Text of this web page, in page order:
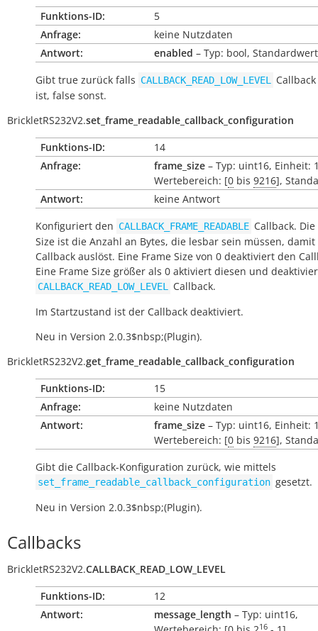
Funktions-ID:
5
Anfrage:
keine Nutzdaten
Antwort:
enabled – Typ: bool,
Gibt true zurück falls CALLBACK_READ_LOW_LEVEL
ist, false sonst.
BrickletRS232V2.set_frame_readable_callback_configuration
Funktions-ID:
14
Anfrage:
frame_size – Typ: uint16, Einheit:
Wertebereich: [0 bis 9216],
Antwort:
keine Antwort
Konfiguriert den CALLBACK_FRAME_READABLE Callback.
Size ist die Anzahl an Bytes, die lesbar sein müssen,
Callback auslöst. Eine Frame Size von 0 deaktiviert den
Eine Frame Size größer als 0 aktiviert diesen und
CALLBACK_READ_LOW_LEVEL
Callback.
Im Startzustand ist der Callback deaktiviert.
Neu in Version 2.0.3$nbsp;(Plugin).
BrickletRS232V2.get_frame_readable_callback_configuration
Funktions-ID:
15
Anfrage:
keine Nutzdaten
Antwort:
frame_size – Typ: uint16, Einheit:
Wertebereich: [0 bis 9216],
Gibt die Callback-Konfiguration zurück, wie mittels
set_frame_readable_callback_configuration gesetzt.
Neu in Version 2.0.3$nbsp;(Plugin).
Callbacks
BrickletRS232V2.CALLBACK_READ_LOW_LEVEL
Funktions-ID:
12
Antwort:
message_length – Typ: uint16,
16